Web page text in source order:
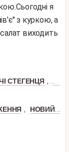
я
з куркою, а
виходить
СТЕГЕНЦЯ ,
,
НОВИЙ РІК